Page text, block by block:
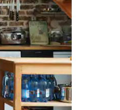
e deslizando o dedo na tela.